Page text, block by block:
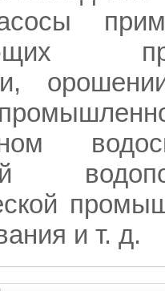
и т. д.